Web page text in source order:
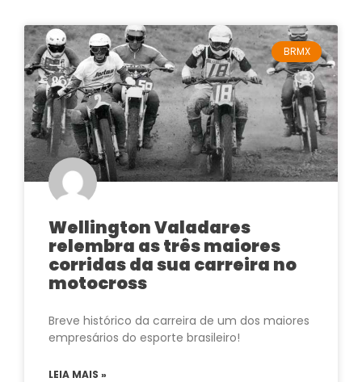
BRMX
Wellington Valadares
relembra as três maiores
corridas da sua carreira no
motocross
Breve histórico da carreira de um dos maiores
empresários do esporte brasileiro!
LEIA MAIS »